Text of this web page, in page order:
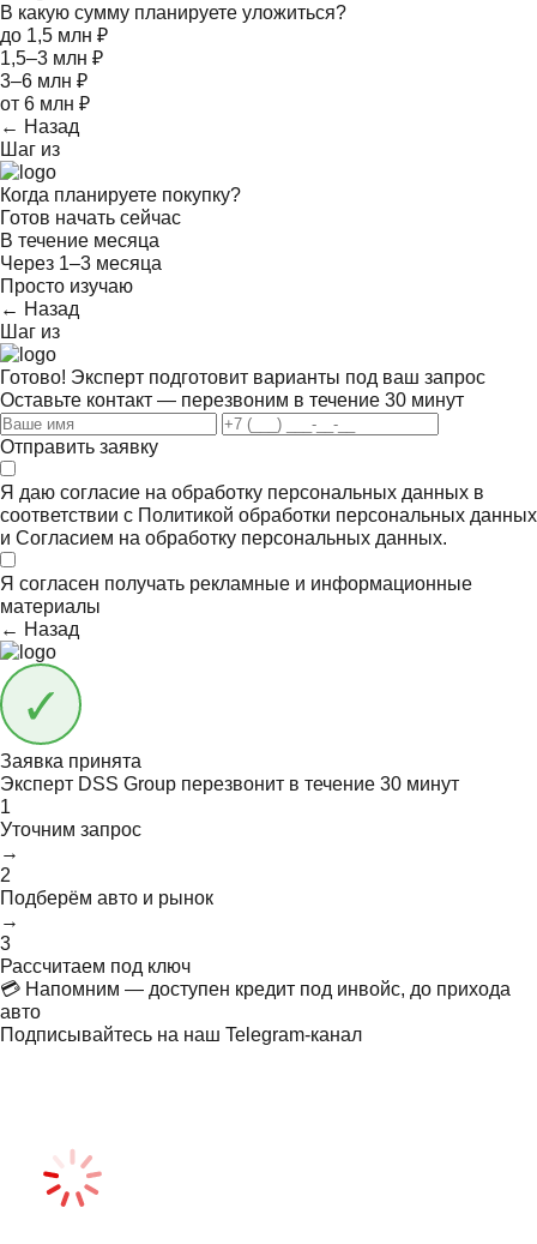
В какую сумму планируете уложиться?
до 1,5 млн ₽
1,5–3 млн ₽
3–6 млн ₽
от 6 млн ₽
← Назад
Шаг из
Когда планируете покупку?
Готов начать сейчас
В течение месяца
Через 1–3 месяца
Просто изучаю
← Назад
Шаг из
Готово! Эксперт подготовит варианты под ваш запрос
Оставьте контакт — перезвоним в течение 30 минут
Отправить заявку
Я даю согласие на обработку персональных данных в
соответствии с Политикой обработки персональных данных
и Согласием на обработку персональных данных.
Я согласен получать рекламные и информационные
материалы
← Назад
Заявка принята
Эксперт DSS Group перезвонит в течение 30 минут
1
Уточним запрос
→
2
Подберём авто и рынок
→
3
Рассчитаем под ключ
💳 Напомним — доступен кредит под инвойс, до прихода
авто
Подписывайтесь на наш Telegram-канал